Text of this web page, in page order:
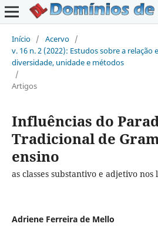
Início / Acervo /
v. 16 n. 2 (2022): Estudos sobre a
diversidade, unidade e métodos
/
Artigos
Influências do
Tradicional de
ensino
as classes substantivo e adjetivo
Adriene Ferreira de Mello